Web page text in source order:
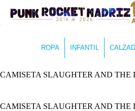
ROPA INFANTIL
CAMISETA SLAUGHTER AND THE
CAMISETA SLAUGHTER AND THE